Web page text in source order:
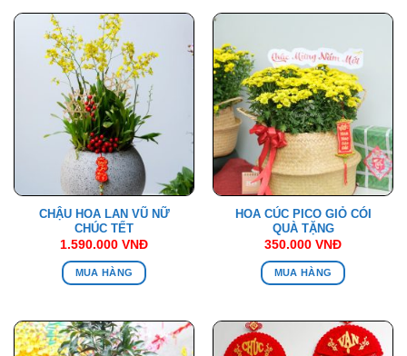
CHẬU HOA LAN VŨ NỮ
CHÚC TẾT
1.590.000 VNĐ
MUA HÀNG
HOA CÚC PICO GIỎ CÓI
QUÀ TẶNG
350.000 VNĐ
MUA HÀNG